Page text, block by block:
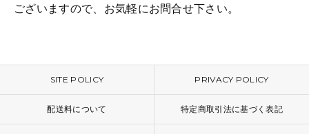
ございますので、お気軽にお問合せ下さい。
SITE POLICY PRIVACY POLICY
配送料について 特定商取引法に基づく表記